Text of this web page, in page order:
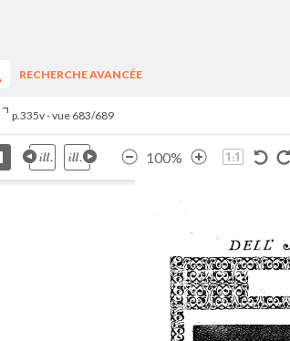
RECHERCHE AVANCÉE
p.335v - vue 683/689
100%